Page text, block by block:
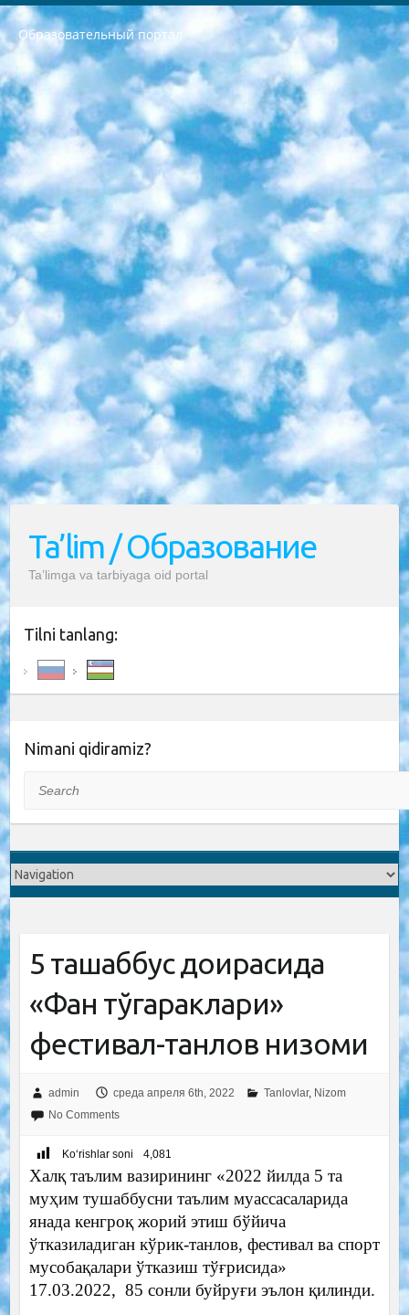
Образовательный портал
РЕСПУБЛИКА УЗБЕКИСТАН МИНИСТРЕРСТВО ДОШКОЛЬНОГО И ШКОЛЬНОГО ОБРАЗОВАНИЯ КОМАНДА в общеобразовательных учреждениях в 2023-2024 учебном году организация и проведение итоговой государственной аттестации обучающихся о Министра дошкольного и школьного образования Республики Узбекистан от 4 марта 2008 года (постановлением Минюста от 20 марта 2008 года № 1778 государственной регистрации) «Итоговое состояние учащихся общего среднего образования на основании положения об утверждении положения об аттестации общего среднего образования выпускной экзамен студентов в образовательных учреждениях в 2023-2024 учебном году В целях организации и прохождения аттестации приказываю: 1. Следующее: перечень предметов, по которым будет проводиться итоговая государственная аттестация и экзамен формы перевода согласно приложению 1; сертификаты международного образца, оценивающие уровень владения иностранными языками перечень согласно приложению 2; 2. Педагогический при специализированных образовательных учреждениях. научно-практический центр квалификации и международной оценки (Д.Давидова) 2024 г. До 25 марта: задания по предметам, по которым будет проводиться итоговая аттестация разработка и утверждение технических условий; итоговая аттестация на основании разработанного предметного задания разработка вопросов по предметам (устно и письменно), экзамен передача; общеобразовательные средние школы и специальные учебные заведения учащиеся выпускных классов школ и интернатов в агентской системе подготовка базы данных экзаменационных материалов и критериев оценки; перевод базы экзаменационных материалов на все языки обучения подать в Республиканский образовательный центр для изготовления; варианты экзаменов на основе разработанных контрольных материалов пусть будут поставлены задачи формирования. 3. Республиканский образовательный центр (Ш.Худайкулов) до 5 апреля 2024 года. до: база данных предоставленных экзаменационных материалов на все языки обучения перевод и экспертиза; для слепых, слабовидящих, глухих, слабослышащих и умственно отсталых детей учащиеся выпускных классов специализированных школ и школ-интернатов база данных экзаменационных материалов на всех преподаваемых языках подготовка критериев оценки; специализированные школы для умственно отсталых детей и технологии для учащихся выпускных классов школ-интернатов разработка соответствующих рекомендаций и критериев проведения ЕГЭ по естествознанию давать задания. 4. Педагогический при специализированных образовательных учреждениях. Научно-практический центр навыков и международной оценки (Д.Давидова), Республика образовательный центр (Худайкулов Ш.) итоговый государственный аттестационный экзамен ориентирован на творческое и логическое мышление при подготовке базы материалов учитывать введение заданий. 5. Следует отметить, что: сертификат государственного образца о знании общеобразовательного предмета и как минимум национальный уровень B1 по предметам на иностранных языках, указанным в Приложении 2. или международно признанный сертификат эквивалентного уровня студенты, изучающие определенный предмет, освобождаются от экзамена; по соответствующим предметам запланирована итоговая государственная аттестация за день до дня, путем жеребьевки Рабочей группой (в письменной форме по предметам, проводимым в форме) из числа сформированных вариантов выбрано 2 варианта; 2 выбранных варианта экзамена анонсированы на официальном сайте министерства и все выпускники по всей стране на основе этих вариантов проводит итоговую государственную аттестацию. 6. Государственное образование учащихся средних общеобразовательных учреждений. знания в соответствии с квалификационными требованиями, которые необходимо приобрести на основании стандартов итоговый (выпускной) контроль для 9 и 11 классов в целях тестирования Экзамены (далее – экзамены) состоят из предметов, перечисленных в приложении 1. будет сделано. 7. Экзамены пройдут с 26 мая по 15 июня 2024 г. (кроме науки физического воспитания). 8. Физическая для учащихся 9 классов общесредних образовательных учреждений. Экзамены по предмету «Образование, квалификация медицина» 1-6 мая 2024 года. сотрудники перевести под присмотр (с отклонениями в физическом или умственном развитии) специализированная школа для детей, школы-интернаты и со сколиозом школы-интернаты санаторного типа для больных детей исключены). 9. Он был слепым, слабовидящим и имел нарушения опорно-двигательного аппарата. экзамены в специализированных школах и интернатах для детей должны проводиться исходя из требований, предъявляемых к общеобразовательным учреждениям (физкультура кроме науки). 10. Специализированная школа для глухих и слабослышащих детей. и экзамены в интернатах и быть реализован в виде письменного теста по математике. 11. Специальность для умственно отсталых детей. Для 9 класса Родной язык и литературное письмо Государственный язык (язык обучения – узбекский). для неклассов) написано Математическое письмо Письменная/устная история Узбекистана Физическое воспитание практично Итоговый контроль Для 11 класса Написание родного языка и литературы (эссе) Математическое письмо Узбекский язык (обучение на узбекском языке) не посещающее общее среднее образование для учреждений)/Образовательное учреждение выбор письменный и устный Иностранный язык письменный/устный Письменная/устная история Узбекистана *По выбору студента:  Химия  Физика  Основы государственного права  География 10 бесплатных образовательных ресурсов - Мы составили подборку онлайн-проектов с интерактивными упражнениями, видеолекциями и статьями. Они помогут вам обрести новые и освежить старые знания бесплатно. 1. «ИНТУИТ» Старейшая образовательная площадка Рунета. Здесь вы найдёте сотни текстовых и видеокурсов на десятки различных тем — от программирования до психологии. Многие курсы подготовлены российскими университетами и крупными международными компаниями вроде Intel и Microsoft. Самостоятельное обучение бесплатное, но желающие могут оплатить услуги персональных наставников. 2. «Смартия» знакомит с актуальными профессиями и подсказывает, как им обучаться. Выбрав заинтересовавшую вас специальность — SMM-специалист, фотограф, веб-дизайнер или другую, — увидите список необходимых для неё умений. Чтобы вы могли освоить их самостоятельно, для каждого умения площадка отображает подборку ссылок на учебные материалы. Хотя «Смартия» ориентируется на русскоязычную аудиторию, часть контента всё же доступна только на английском. 3. «Лекторий Физтеха» Проект Московского физико-технического института (Физтеха). С его помощью вы можете смотреть онлайн серии лекций, записанные на видео в этом вузе. В числе доступных предметов — физика, биология, химия, информационные технологии и другие. К некоторым лекциям администрация ресурса прилагает готовые конспекты, которые можно скачивать в PDF-формате. 4. ITMOcourses Онлайн-площадка Санкт-Петербургского национального исследовательского университета информационных технологий, механики и оптики (ИТМО). Ресурс предоставляет свободный доступ к курсам, разработанным в этом вузе. Каталог материалов разбит на четыре категории: «Оптические системы и технологии», «Приборостроение и робототехника», «Информационные технологии» и «Биотехнологии». Курсы состоят из видеолекций, интерактивных демонстраций и заданий. 5. «КиберЛенинка» Электронная научная библиотека открытого доступа. Каталог площадки регулярно обрастает текстами статей из различных научных изданий. Сгруппированные по журналам и рубрикам публикации можно читать онлайн или скачивать целиком в PDF-формате. Проект нацелен на популяризацию науки за счёт открытого доступа к качественной информации. 6. «ПостНаука» На этом ресурсе публикуют подборки видеолекций, составленные экспертами из разных отраслей и объединённые общими темами. Среди них, к примеру, есть серии «Биоинформатика и геномика», «Культура средневековой Скандинавии» и Cinema Studies о теории кино. Каждая подборка лекций — логически связанная история, рассказанная экспертом от первого лица. Кроме того, на сайте появляются научно-образовательные статьи и тесты на разные темы. 7. «Newочём» Команда проекта «Newочём» отбирает самые интересные тексты из англоязычных СМИ и переводит те из них, за которые голосуют участники сообщества «ВКонтакте». По большей части это научно-популярные статьи. Редакторы придумывают лишь заголовки, в остальном содержание переводов соответствует оригиналам. Полные тексты можно читать прямо в социальной сети. 8. InternetUrok Онлайн-база материалов по основным дисциплинам школьной программы. Информация на сайте структурирована по классам, предметам и темам (урокам). Каждый урок состоит из видеолекций и конспектов. Есть также интерактивные тренажёры и тесты для закрепления пройденного материала. Даже если вы давно окончили школу, возможность повторить программу старших классов всегда может пригодиться. 9. Edutainme Ещё один ресурс об образовании. В отличие от Newtonew, как мне кажется, Edutainme больше ориентируется на представителей индустрии: педагогов, предпринимателей, разработчиков образовательных проектов. Но и любой, кто просто стремится к саморазвитию, найдёт на сайте много полезного и интересного для себя. Например, информацию о новых курсах и образовательных сервисах. 10. Newtonew Онлайн-медиа об образовании и обучении в широком смысле. Авторы Newtonew пишут об инструментах, заведениях, тактиках и стратегиях, которые помогают учить других и получать новые знания самостоятельно. На этой площадке вы найдёте новости, обзоры, аналитические мат
Ta’lim / Образование
Ta’limga va tarbiyaga oid portal
Tilni tanlang:
Nimani qidiramiz?
5 ташаббус доирасида
«Фан тўгараклари»
фестивал-танлов низоми
admin среда апреля 6th, 2022 Tanlovlar, Nizom
No Comments
Ko‘rishlar soni 4,081
Халқ таълим вазирининг «2022 йилда 5 та
муҳим тушаббусни таълим муассасаларида
янада кенгроқ жорий этиш бўйича
ўтказиладиган кўрик-танлов, фестивал ва спорт
мусобақалари ўтказиш тўғрисида»
17.03.2022, 85 сонли буйруғи эълон қилинди.